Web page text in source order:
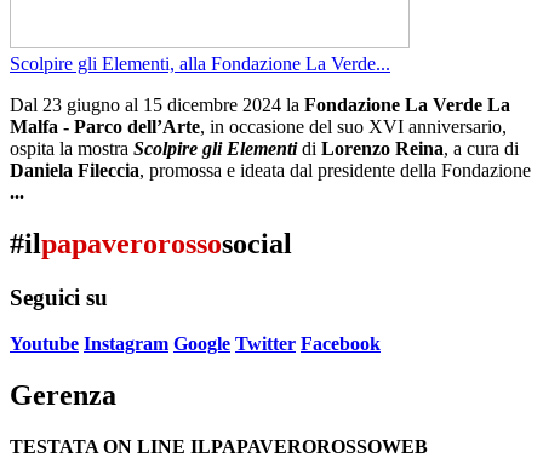
Scolpire gli Elementi, alla Fondazione La Verde...
Dal 23 giugno al 15 dicembre 2024 la Fondazione La Verde La
Malfa - Parco dell’Arte, in occasione del suo XVI anniversario,
ospita la mostra Scolpire gli Elementidi Lorenzo Reina, a cura di
Daniela Fileccia, promossa e ideata dal presidente della Fondazione
...
#ilpapaverorossosocial
Seguici su
Youtube Instagram Google Twitter Facebook
Gerenza
TESTATA ON LINE ILPAPAVEROROSSOWEB